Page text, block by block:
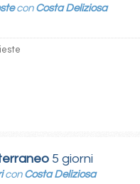
con Costa Deliziosa
5 giorni
con Costa Deliziosa